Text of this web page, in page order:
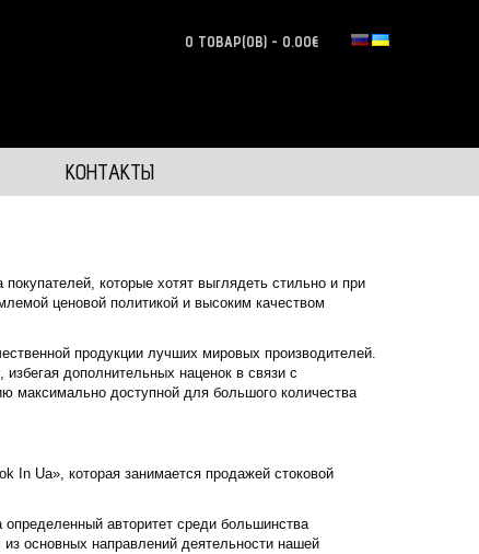
0 ТОВАР(ОВ) - 0.00€
КОНТАКТЫ
которые хотят выглядеть стильно и при
ценовой политикой и высоким качеством
продукции лучших мировых производителей.
дополнительных наценок в связи с
максимально доступной для большого количества
In Ua», которая занимается продажей стоковой
авторитет среди большинства
основных направлений деятельности нашей